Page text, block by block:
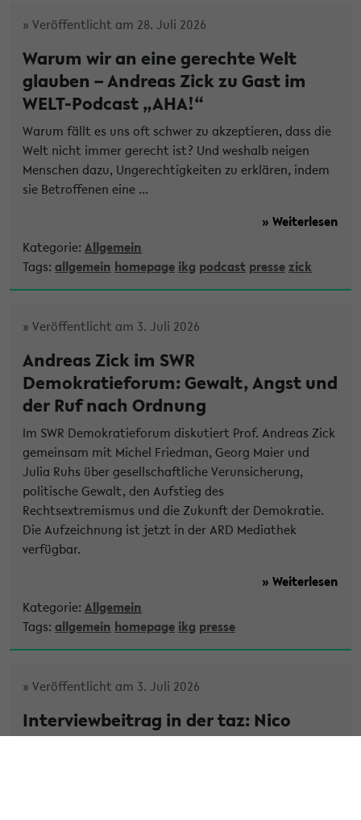
» Veröffentlicht am 28. Juli 2026
Warum wir an eine gerechte Welt
glauben – Andreas Zick zu Gast im
WELT-Podcast „AHA!“
Warum fällt es uns oft schwer zu akzeptieren, dass die
Welt nicht immer gerecht ist? Und weshalb neigen
Menschen dazu, Ungerechtigkeiten zu erklären, indem
sie Betroffenen eine ...
» Weiterlesen
Kategorie: Allgemein
Tags: allgemein homepage ikg podcast pressezick
» Veröffentlicht am 3. Juli 2026
Andreas Zick im SWR
Demokratieforum: Gewalt, Angst und
der Ruf nach Ordnung
Im SWR Demokratieforum diskutiert Prof. Andreas Zick
gemeinsam mit Michel Friedman, Georg Maier und
Julia Ruhs über gesellschaftliche Verunsicherung,
politische Gewalt, den Aufstieg des
Rechtsextremismus und die Zukunft der Demokratie.
Die Aufzeichnung ist jetzt in der ARD Mediathek
verfügbar.
» Weiterlesen
Kategorie: Allgemein
Tags: allgemein homepage ikg presse
» Veröffentlicht am 3. Juli 2026
Interviewbeitrag in der taz: Nico
Mokros über den Political Gender Gap